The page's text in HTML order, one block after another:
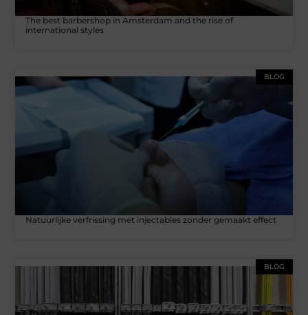
The best barbershop in Amsterdam and the rise of
international styles
BLOG
Natuurlijke verfrissing met injectables zonder gemaakt effect
BLOG